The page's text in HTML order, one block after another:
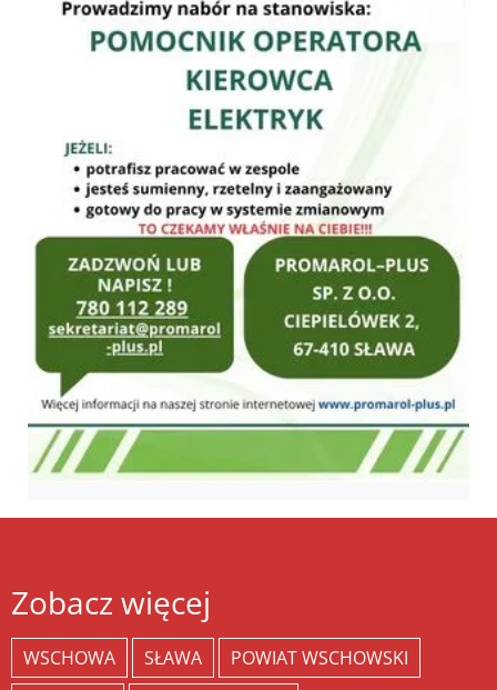
Zobacz więcej
WSCHOWA SŁAWA
POWIAT WSCHOWSKI